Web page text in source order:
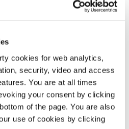
cookies for web analytics,
security, video and access
You are at all times
your consent by clicking
of the page. You are also
use of cookies by clicking
(2015-16)
en robust og fast asyl- og